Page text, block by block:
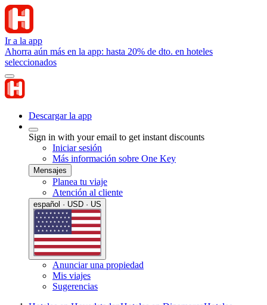
Ir a la app
Ahorra aún más en la app: hasta 20% de dto. en hoteles
seleccionados
Descargar la app
Sign in with your email to get instant discounts
Iniciar sesión
Más información sobre One Key
Mensajes
Planea tu viaje
Atención al cliente
español · USD · US
Anunciar una propiedad
Mis viajes
Sugerencias